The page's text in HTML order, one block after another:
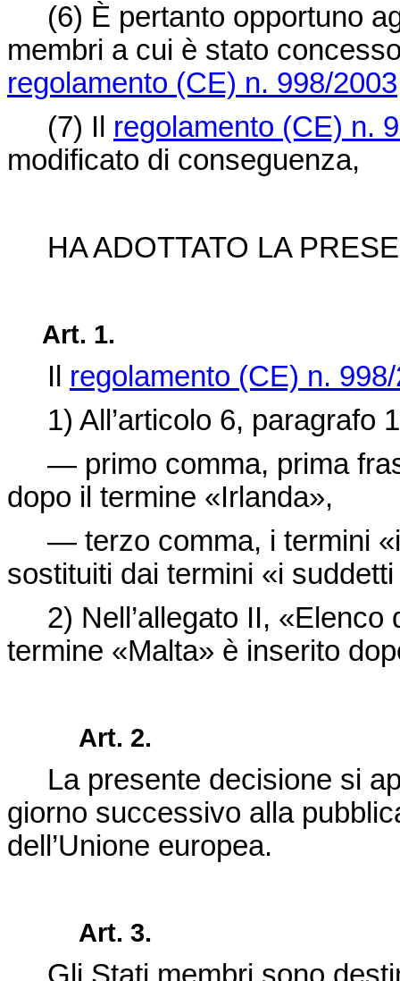
(6) È pertanto opportuno
membri a cui è stato
regolamento (CE) n. 998/2003
(7) Il regolamento (CE) n.
modificato di conseguenza,
HA ADOTTATO LA
Art. 1.
Il regolamento (CE) n.
1) All’articolo 6, paragrafo
— primo comma, prima
dopo il termine «Irlanda»,
— terzo comma, i termini «i
sostituiti dai termini «i
2) Nell’allegato II, «Elenco
termine «Malta» è inserito
Art. 2.
La presente decisione si
giorno successivo alla
dell’Unione europea.
Art. 3.